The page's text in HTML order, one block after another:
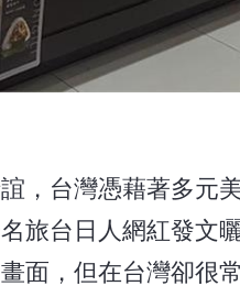
，台灣憑藉著多元
旅台日人網紅發文
面，但在台灣卻很